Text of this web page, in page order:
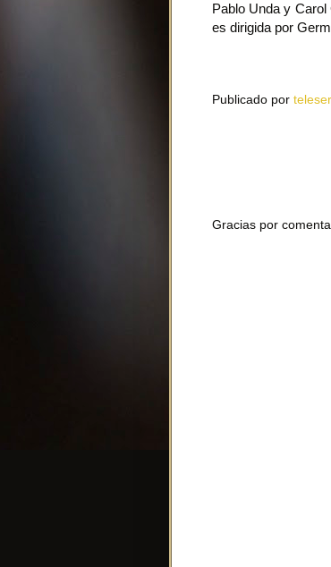
Pablo Unda y
es dirigida por
Publicado por
Gracias por